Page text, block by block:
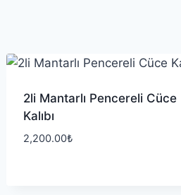
2li Mantarlı Pencereli Cüce
Kalıbı
2,200.00₺